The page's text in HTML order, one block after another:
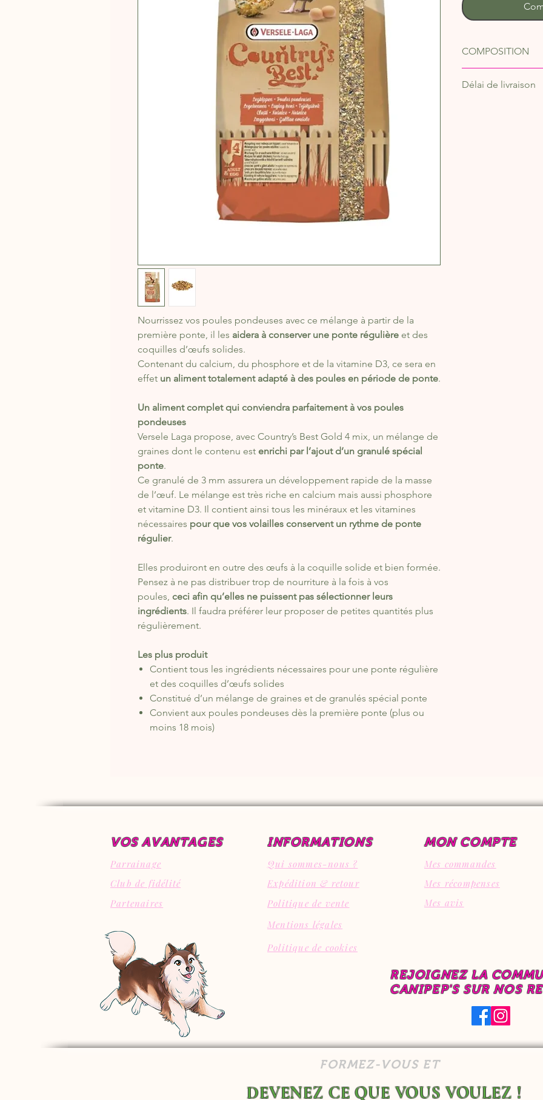
Nourrissez vos poules pondeuses avec ce mélange à partir de la
première ponte, il les aidera à conserver une ponte régulière et des
coquilles d’œufs solides.
Contenant du calcium, du phosphore et de la vitamine D3, ce sera en
effet un aliment totalement adapté à des poules en période de ponte.
Un aliment complet qui conviendra parfaitement à vos poules
pondeuses
Versele Laga propose, avec Country’s Best Gold 4 mix, un mélange de
graines dont le contenu est enrichi par l’ajout d’un granulé spécial
ponte.
Ce granulé de 3 mm assurera un développement rapide de la masse
de l’œuf. Le mélange est très riche en calcium mais aussi phosphore
et vitamine D3. Il contient ainsi tous les minéraux et les vitamines
nécessaires pour que vos volailles conservent un rythme de ponte
régulier.
Elles produiront en outre des œufs à la coquille solide et bien formée.
Pensez à ne pas distribuer trop de nourriture à la fois à vos
poules, ceci afin qu’elles ne puissent pas sélectionner leurs
ingrédients. Il faudra préférer leur proposer de petites quantités plus
régulièrement.
Les plus produit
Contient tous les ingrédients nécessaires pour une ponte régulière
et des coquilles d’œufs solides
Constitué d’un mélange de graines et de granulés spécial ponte
Convient aux poules pondeuses dès la première ponte (plus ou
moins 18 mois)
COMPOSITION
Blé, maïs, farine
Délai de livraison
VOS AVANTAGES INFORMATIONS MON COMPTE
Club de fidélité
Parrainage Qui sommes-nous ?
Mes commandes
Expédition & retour
Politique de vente
Mes récompenses
Mes avis
Mentions légales
Partenaires
Politique de cookies
REJOIGNEZ LA
CANIPEP'S SUR NOS
FORMEZ-VOUS ET
DEVENEZ CE QUE VOUS VOULEZ !